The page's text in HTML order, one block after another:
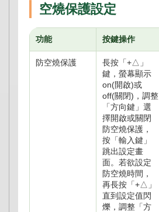
空燒保護設定
功能 按鍵操作
防空燒保護
長按「+△」
鍵，螢幕顯示
on(開啟)或
off(關閉)，調整
「方向鍵」選
擇開啟或關閉
防空燒保護，
按「輸入鍵」
跳出設定畫
面。若欲設定
防空燒時間，
再長按「+△」
直到設定值閃
爍，調整「方